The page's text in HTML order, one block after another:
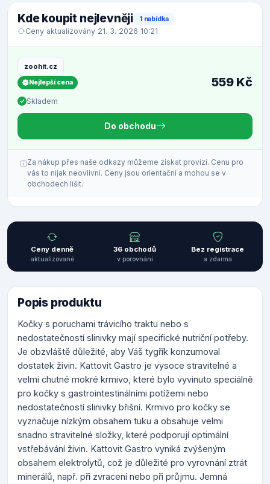
Kde koupit nejlevněji 1 nabídka
Ceny aktualizovány 21. 3. 2026 10:21
zoohit.cz
Nejlepší cena
Skladem
559 Kč
Do obchodu
Za nákup přes naše odkazy můžeme získat provizi. Cenu pro
vás to nijak neovlivní. Ceny jsou orientační a mohou se v
obchodech lišit.
Ceny denně
aktualizované
36 obchodů
v porovnání
Bez registrace
a zdarma
Popis produktu
Kočky s poruchami trávicího traktu nebo s
nedostatečností slinivky mají specifické nutriční potřeby.
Je obzvláště důležité, aby Váš tygřík konzumoval
dostatek živin. Kattovit Gastro je vysoce stravitelné a
velmi chutné mokré krmivo, které bylo vyvinuto speciálně
pro kočky s gastrointestinálními potížemi nebo
nedostatečností slinivky břišní. Krmivo pro kočky se
vyznačuje nízkým obsahem tuku a obsahuje velmi
snadno stravitelné složky, které podporují optimální
vstřebávání živin. Kattovit Gastro vyniká zvýšeným
obsahem elektrolytů, což je důležité pro vyrovnání ztrát
minerálů, např. při zvracení nebo při průjmu. Jemná